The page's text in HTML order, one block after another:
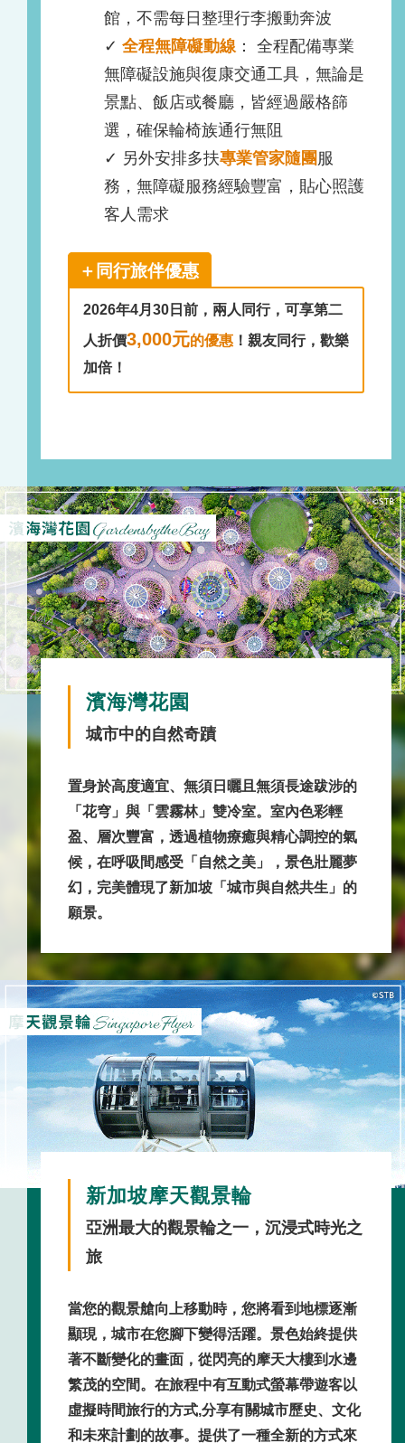
館，不需每日整理行李搬動奔波
✓ 全程無障礙動線 ： 全程配備專業
無障礙設施與復康交通工具，無論是
景點、飯店或餐廳，皆經過嚴格篩
選，確保輪椅族通行無阻
✓ 另外安排多扶專業管家隨團 服
務，無障礙服務經驗豐富，貼心照護
客人需求
＋同行旅伴優惠
2026年4月30日前，兩人同行，可享第二
人折價3,000元的優惠 ！親友同行，歡樂
加倍！
濱海灣花園
城市中的自然奇蹟
置身於高度適宜、無須日曬且無須長途跋涉的
「花穹」與「雲霧林」雙冷室。室內色彩輕
盈、層次豐富，透過植物療癒與精心調控的氣
候，在呼吸間感受「自然之美」，景色壯麗夢
幻，完美體現了新加坡「城市與自然共生」的
願景。
新加坡摩天觀景輪
亞洲最大的觀景輪之一，沉浸式時光之
旅
當您的觀景艙向上移動時，您將看到地標逐漸
顯現，城市在您腳下變得活躍。景色始終提供
著不斷變化的畫面，從閃亮的摩天大樓到水邊
繁茂的空間。在旅程中有互動式螢幕帶遊客以
虛擬時間旅行的方式,分享有關城市歷史、文化
和未來計劃的故事。提供了一種全新的方式來